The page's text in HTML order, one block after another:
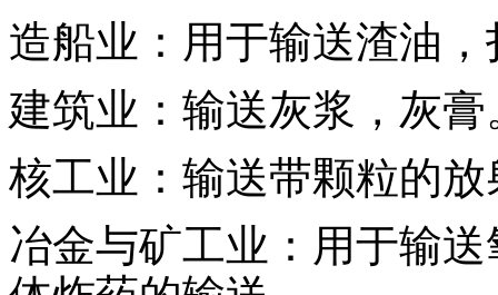
造船业：用于输送渣油
建筑业：输送灰浆，灰膏
核工业：输送带颗粒的
冶金与矿工业：用于输